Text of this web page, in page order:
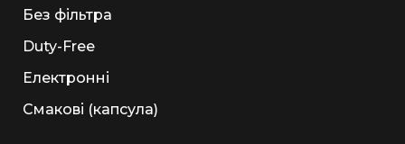
Без фільтра
Duty-Free
Електронні
Смакові (капсула)